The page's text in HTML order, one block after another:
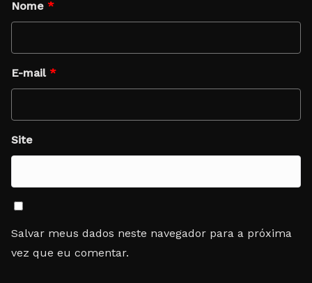
Nome *
E-mail *
Site
Salvar meus dados neste navegador para a próxima
vez que eu comentar.